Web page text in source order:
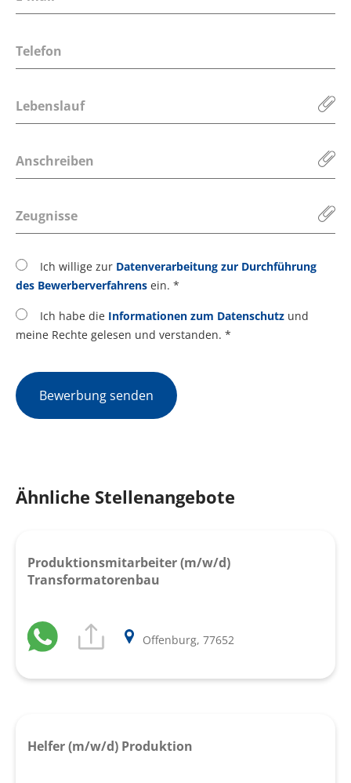
Lebenslauf
Anschreiben
Zeugnisse
Ich willige zur Datenverarbeitung zur Durchführung
des Bewerberverfahrens ein. *
Ich habe die Informationen zum Datenschutz und
meine Rechte gelesen und verstanden. *
Bewerbung senden
Ähnliche Stellenangebote
Produktionsmitarbeiter (m/w/d)
Transformatorenbau
Offenburg, 77652
Helfer (m/w/d) Produktion